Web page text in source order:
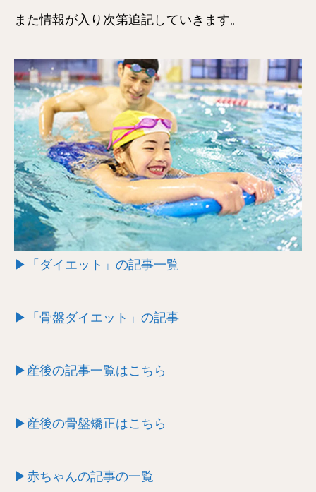
また情報が入り次第追記していきます。
▶「ダイエット」の記事一覧
▶「骨盤ダイエット」の記事
▶産後の記事一覧はこちら
▶産後の骨盤矯正はこちら
▶赤ちゃんの記事の一覧